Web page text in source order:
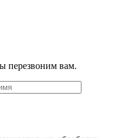
перезвоним вам.